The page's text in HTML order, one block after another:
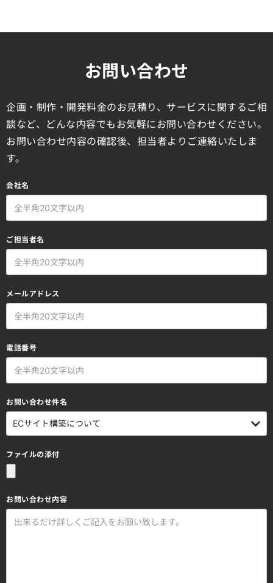
お問い合わせ
企画・制作・開発料金のお見積り、サービスに関するご相
談など、どんな内容でもお気軽にお問い合わせください。
お問い合わせ内容の確認後、担当者よりご連絡いたしま
す。
会社名
ご担当者名
メールアドレス
電話番号
お問い合わせ件名
ファイルの添付
お問い合わせ内容